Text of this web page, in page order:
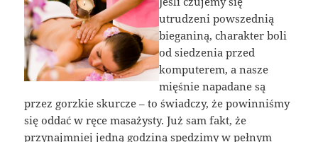
utrudzeni powszednią
bieganiną, charakter boli
od siedzenia przed
komputerem, a nasze
mięśnie napadane są
przez gorzkie skurcze – to świadczy, że powinniśmy
się oddać w ręce masażysty. Już sam fakt, że
przynajmniej jedną godziną spędzimy w pełnym